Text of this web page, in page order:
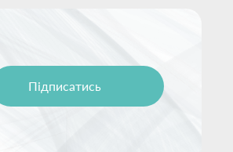
Підписатись